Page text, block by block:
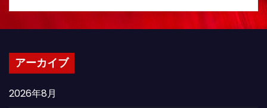
アーカイブ
2026年8月